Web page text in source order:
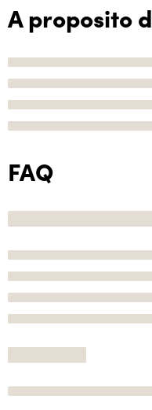
A proposito
FAQ